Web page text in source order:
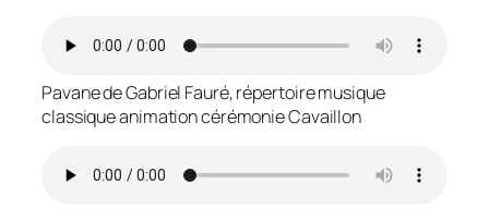
Pavane de Gabriel Fauré, répertoire musique
classique animation cérémonie Cavaillon